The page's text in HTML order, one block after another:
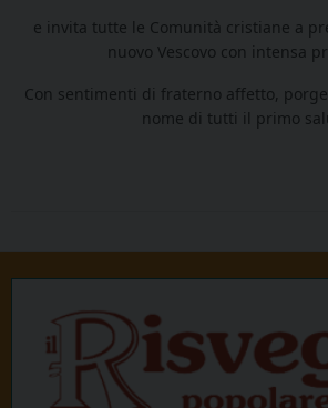
e invita tutte le Comunità cristiane a
nuovo Vescovo con intensa
Con sentimenti di fraterno affetto, porge
nome di tutti il primo